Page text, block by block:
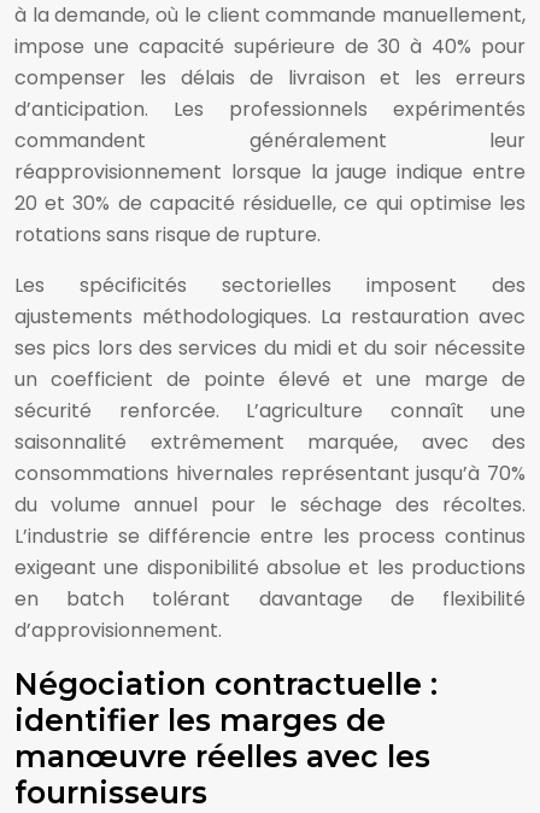
à la demande, où le client commande manuellement,
impose une capacité supérieure de 30 à 40% pour
compenser les délais de livraison et les erreurs
d’anticipation. Les professionnels expérimentés
commandent généralement leur
réapprovisionnement lorsque la jauge indique entre
20 et 30% de capacité résiduelle, ce qui optimise les
rotations sans risque de rupture.
Les spécificités sectorielles imposent des
ajustements méthodologiques. La restauration avec
ses pics lors des services du midi et du soir nécessite
un coefficient de pointe élevé et une marge de
sécurité renforcée. L’agriculture connaît une
saisonnalité extrêmement marquée, avec des
consommations hivernales représentant jusqu’à 70%
du volume annuel pour le séchage des récoltes.
L’industrie se différencie entre les process continus
exigeant une disponibilité absolue et les productions
en batch tolérant davantage de flexibilité
d’approvisionnement.
Négociation contractuelle :
identifier les marges de
manœuvre réelles avec les
fournisseurs